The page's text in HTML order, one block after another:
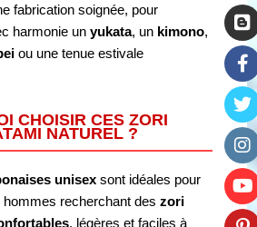
fabrication soignée, pour
harmonie unyukata, un kimono,
ou une tenue estivale
CHOISIR CES ZORI
NATUREL ?
unisex sont idéales pour
hommes recherchant deszori
, légères et faciles à